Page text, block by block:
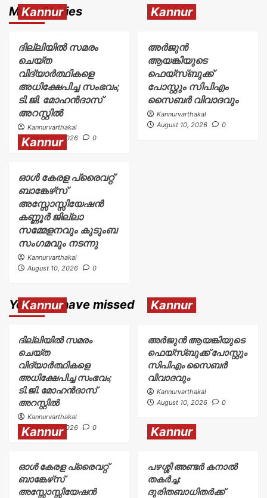
More Stories
Kannur
ദില്ലിയിൽ സമരം
ചെയ്ത
വിദ്യാർത്ഥികളെ
അധിക്ഷേപിച്ച സംഭവം;
ടി.ജി. മോഹൻദാസ്
അറസ്റ്റിൽ
Kannurvarthakal
August 10, 2026
0
Kannur
അര്‍ജുന്‍
ആയങ്കിയുടെ
ഫെയ്‌സ്ബുക്ക്
പോസ്റ്റും സിപിഎം
സൈബര്‍ വിവാദവും
Kannurvarthakal
August 10, 2026
0
Kannur
ഓൾ കേരള പ്രൈവറ്റ്
ബാങ്കേഴ്‌സ്
അസ്സോസ്സിയേഷൻ
കണ്ണൂർ ജില്ലാ
സമ്മേളനവും കുടുംബ
സംഗമവും നടന്നു
Kannurvarthakal
August 10, 2026
0
You may have missed
Kannur
ദില്ലിയിൽ സമരം
ചെയ്ത
വിദ്യാർത്ഥികളെ
അധിക്ഷേപിച്ച സംഭവം;
ടി.ജി. മോഹൻദാസ്
അറസ്റ്റിൽ
Kannurvarthakal
August 10, 2026
0
Kannur
അര്‍ജുന്‍ ആയങ്കിയുടെ
ഫെയ്‌സ്ബുക്ക് പോസ്റ്റും
സിപിഎം സൈബര്‍
വിവാദവും
Kannurvarthakal
August 10, 2026
0
Kannur
ഓൾ കേരള പ്രൈവറ്റ്
ബാങ്കേഴ്‌സ്
അസ്സോസ്സിയേഷൻ
Kannur
പഴശ്ശി അണ്ടർ കനാൽ
തകർച്ച:
ദുരിതബാധിതർക്ക്‌